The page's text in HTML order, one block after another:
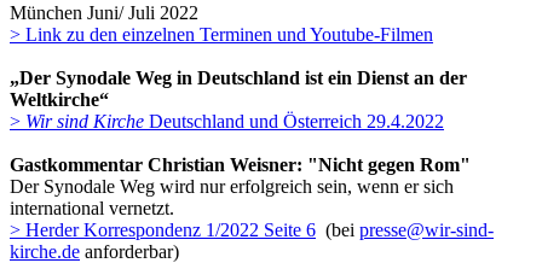
München Juni/ Juli 2022
> Link zu den einzelnen Terminen und Youtube-Filmen
„Der Synodale Weg in Deutschland ist ein Dienst an der
Weltkirche“
> Wir sind Kirche Deutschland und Österreich 29.4.2022
Gastkommentar Christian Weisner: "Nicht gegen Rom"
Der Synodale Weg wird nur erfolgreich sein, wenn er sich
international vernetzt.
> Herder Korrespondenz 1/2022 Seite 6 (bei presse@wir-sind-
kirche.de anforderbar)